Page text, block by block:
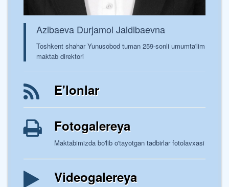
Azibaeva Durjamol Jaldibaevna
Toshkent shahar Yunusobod tuman 259-sonli umumta'lim
maktab direktori
E'lonlar
Fotogalereya
Maktabimizda bo'lib o'tayotgan tadbirlar fotolavxasi
Videogalereya